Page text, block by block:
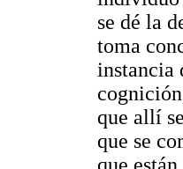
se dé la
toma
instancia
que allí
que se